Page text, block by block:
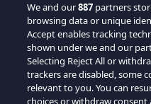
We and our887 partners
browsing data or unique
Accept enables tracking
shown under we and our
Selecting Reject All or
trackers are disabled, some
relevant to you. You can
choices or withdraw